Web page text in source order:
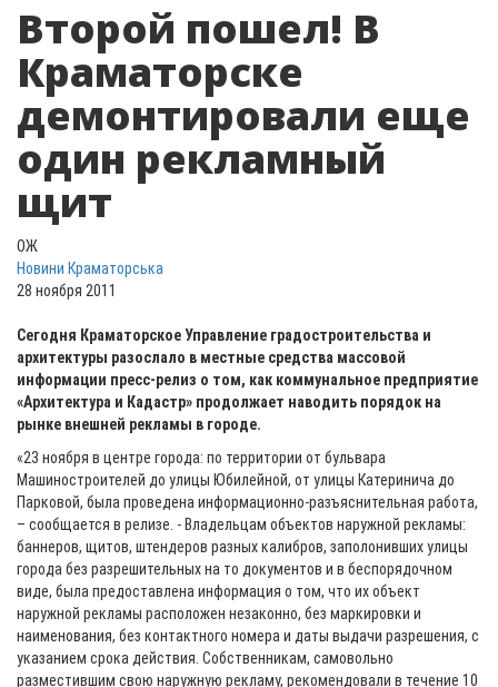
Второй пошел! В
Краматорске
демонтировали еще
один рекламный
щит
ОЖ
Новини Краматорська
28 ноября 2011
Сегодня Краматорское Управление градостроительства и
архитектуры разослало в местные средства массовой
информации пресс-релиз о том, как коммунальное предприятие
«Архитектура и Кадастр» продолжает наводить порядок на
рынке внешней рекламы в городе.
«23 ноября в центре города: по территории от бульвара
Машиностроителей до улицы Юбилейной, от улицы Катеринича до
Парковой, была проведена информационно-разъяснительная работа,
– сообщается в релизе. - Владельцам объектов наружной рекламы:
баннеров, щитов, штендеров разных калибров, заполонивших улицы
города без разрешительных на то документов и в беспорядочном
виде, была предоставлена информация о том, что их объект
наружной рекламы расположен незаконно, без маркировки и
наименования, без контактного номера и даты выдачи разрешения, с
указанием срока действия. Собственникам, самовольно
разместившим свою наружную рекламу, рекомендовали в течение 10